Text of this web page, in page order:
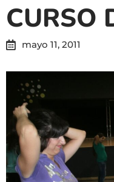
CURSO
mayo 11, 2011